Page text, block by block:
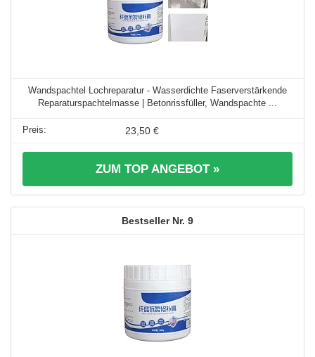
Wandspachtel Lochreparatur - Wasserdichte Faserverstärkende
Reparaturspachtelmasse | Betonrissfüller, Wandspachte ...
23,50 €
ZUM TOP ANGEBOT »
9